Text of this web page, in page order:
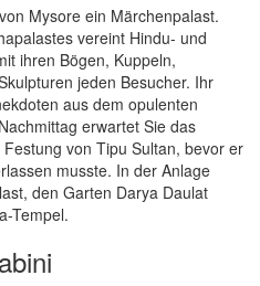
Mysore ein Märchenpalast.
vereint Hindu- und
ihren Bögen, Kuppeln,
jeden Besucher. Ihr
aus dem opulenten
erwartet Sie das
von Tipu Sultan, bevor er
musste. In der Anlage
den Garten Darya Daulat
Tempel.